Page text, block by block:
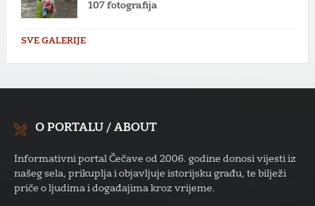
107 fotografija
SVE GALERIJE
O PORTALU / ABOUT
Informativni portal Čečave od 2006. godine donosi vijesti iz
našeg sela, prikuplja i objavljuje istorijsku građu, te bilježi
priče o ljudima i događajima kroz vrijeme.